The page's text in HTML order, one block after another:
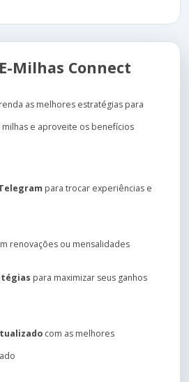
Milhas Connect
as melhores estratégias para
e aproveite os benefícios
para trocar experiências e
renovações ou mensalidades
para maximizar seus ganhos
com as melhores